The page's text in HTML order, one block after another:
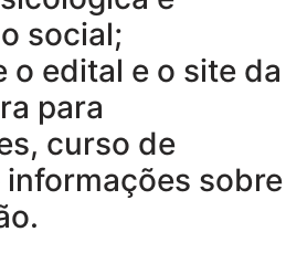
social;
o edital e o site da
para
curso de
sobre